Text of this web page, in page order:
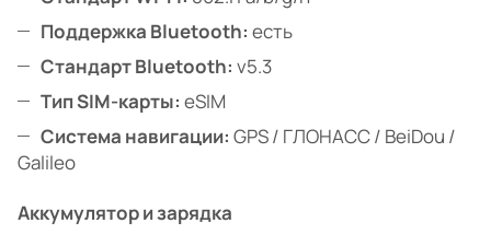
Поддержка Bluetooth: есть
Стандарт Bluetooth: v5.3
Тип SIM-карты: eSIM
Система навигации: GPS / ГЛОНАСС / BeiDou /
Galileo
Аккумулятор и зарядка